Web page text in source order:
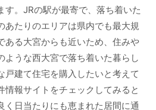
す。JRの駅が最寄で、落ち着いた
あたりのエリアは県内でも最大規
ある大宮からも近いため、住みや
ような西大宮で落ち着いた暮らし
戸建て住宅を購入したいと考えて
情報サイトをチェックしてみると
く日当たりにも恵まれた居間に通